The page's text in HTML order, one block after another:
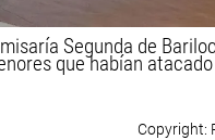
Segunda de
que habían